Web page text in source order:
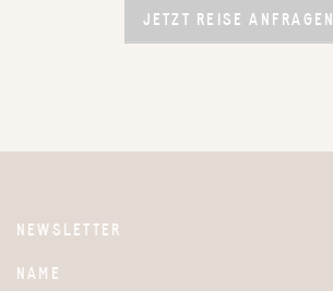
JETZT REISE ANFRAGEN
JETZT REISE ANFRAGEN
NEWSLETTER
NAME